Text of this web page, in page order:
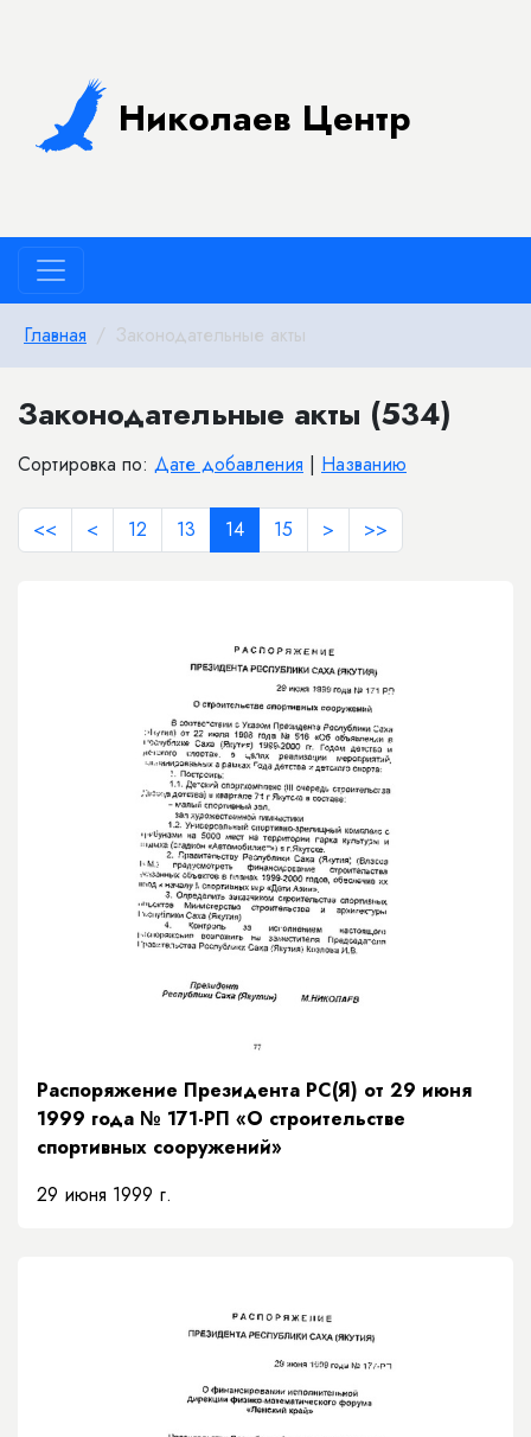
Николаев Центр
Главная Законодательные акты
Законодательные акты (534)
Сортировка по: Дате добавления | Названию
<< < 12 13 14 15 > >>
Распоряжение Президента РС(Я) от 29 июня
1999 года № 171-РП «О строительстве
спортивных сооружений»
29 июня 1999 г.